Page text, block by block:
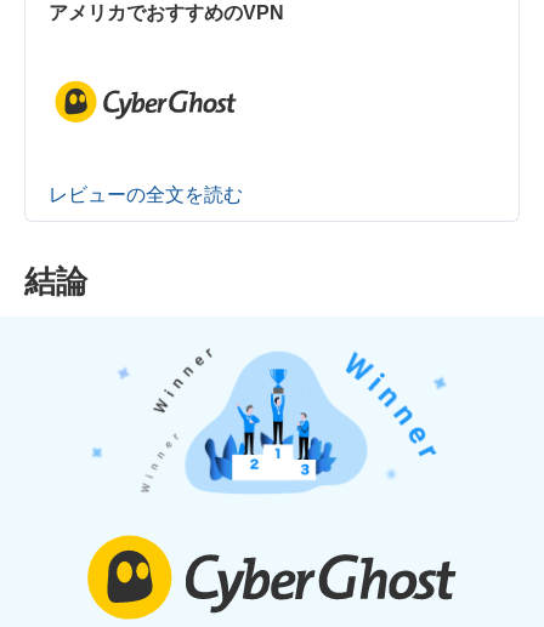
アメリカでおすすめのVPN
レビューの全文を読む
結論